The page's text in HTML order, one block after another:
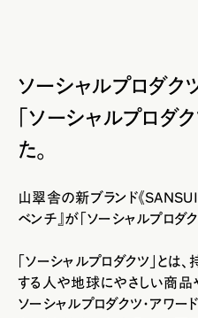
ソーシャルプロダク
「ソーシャルプロダ
た。
山翠舎の新ブランド《SANSUI
ベンチ』が「ソーシャルプロダク
「ソーシャルプロダクツ」と
する 人や地球にやさしい商品
ソーシャルプロダクツ・アワー